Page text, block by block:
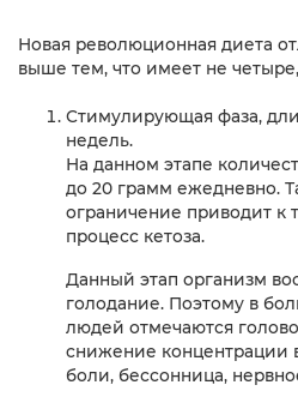
Новая революционная диета
выше тем, что имеет не
Стимулирующая фаза,
недель.
На данном этапе
до 20 грамм ежедневно.
ограничение приводит к
процесс кетоза.
Данный этап организм
голодание. Поэтому в
людей отмечаются
снижение концентрации
боли, бессонница,